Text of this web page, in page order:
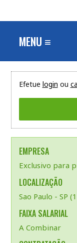
MENU ≡
Efetue login ou
EMPRESA
Exclusivo para
LOCALIZAÇÃO
Sao Paulo - SP
FAIXA SALARIAL
A Combinar